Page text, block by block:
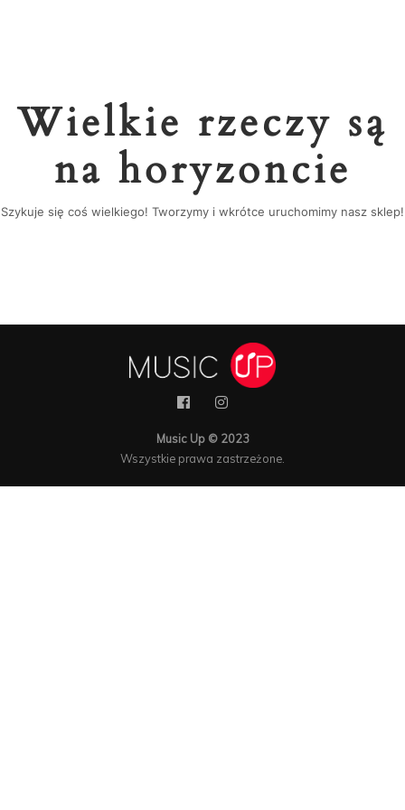
Wielkie rzeczy są
na horyzoncie
Szykuje się coś wielkiego! Tworzymy i wkrótce uruchomimy nasz sklep!
Music Up © 2023
Wszystkie prawa zastrzeżone.